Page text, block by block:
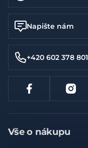
Napište nám
+420 602 378 801
Vše o nákupu